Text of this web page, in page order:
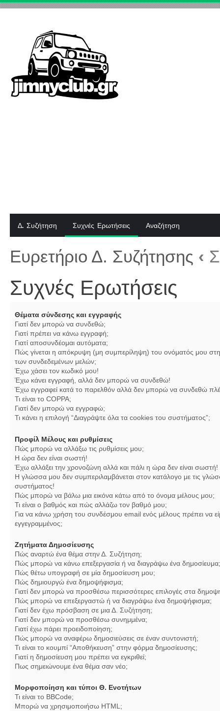
Δ. Συζήτηση Συχνές Ερωτήσεις Αναζήτηση
Ευρετήριο Δ. Συζήτησης ‹
Συχνές Ερωτήσεις
Θέματα σύνδεσης και εγγραφής
Γιατί δεν μπορώ να συνδεθώ;
Γιατί πρέπει να κάνω εγγραφή;
Γιατί αποσυνδέομαι αυτόματα;
Πώς γίνεται η απόκρυψη (μη συμπερίληψη) του ονόματός μου στη
των συνδεδεμένων μελών;
Έχω χάσει τον κωδικό μου!
Έχω κάνει εγγραφή, αλλά δεν μπορώ να συνδεθώ!
Έχω εγγραφεί κατά το παρελθόν αλλά δεν μπορώ να συνδεθώ
Τι είναι το COPPA;
Γιατί δεν μπορώ να εγγραφώ;
Τι κάνει η επιλογή “Διαγράψτε όλα τα cookies του συστήματος”;
Προφίλ Μέλους και ρυθμίσεις
Πώς μπορώ να αλλάξω τις ρυθμίσεις μου;
Η ώρα δεν είναι σωστή!
Έχω αλλάξει την χρονοζώνη αλλά και πάλι η ώρα δεν είναι σωστή!
Η γλώσσα μου δεν συμπεριλαμβάνεται στον κατάλογο με τις
συστήματος!
Πώς μπορώ να βάλω μια εικόνα κάτω από το όνομα μέλους μου;
Τι είναι ο βαθμός και πώς αλλάζω τον βαθμό μου;
Για να κάνω χρήση του συνδέσμου email ενός μέλους πρέπει να
εγγεγραμμένος;
Ζητήματα Δημοσίευσης
Πώς αναρτώ ένα θέμα στην Δ. Συζήτηση;
Πώς μπορώ να κάνω επεξεργασία ή να διαγράψω ένα δημοσίευμα;
Πώς θέτω υπογραφή σε μία δημοσίευση μου;
Πώς δημιουργώ ένα δημοψήφισμα;
Γιατί δεν μπορώ να προσθέσω περισσότερες επιλογές στα
Πώς μπορώ να επεξεργαστώ ή να διαγράψω ένα δημοψήφισμα;
Γιατί δεν έχω πρόσβαση σε μια Δ. Συζήτηση;
Γιατί δεν μπορώ να προσθέσω συνημμένα;
Γιατί έχω πάρει προειδοποίηση;
Πώς μπορώ να αναφέρω δημοσιεύσεις σε έναν συντονιστή;
Τι είναι το κουμπί “Αποθήκευση” στην φόρμα δημοσίευσης;
Γιατί η δημοσίευση μου πρέπει να εγκριθεί;
Πως σημειώνουμε ένα θέμα σαν νέο;
Μορφοποίηση και τύποι Θ. Ενοτήτων
Τι είναι το BBCode;
Μπορώ να χρησιμοποιήσω HTML;